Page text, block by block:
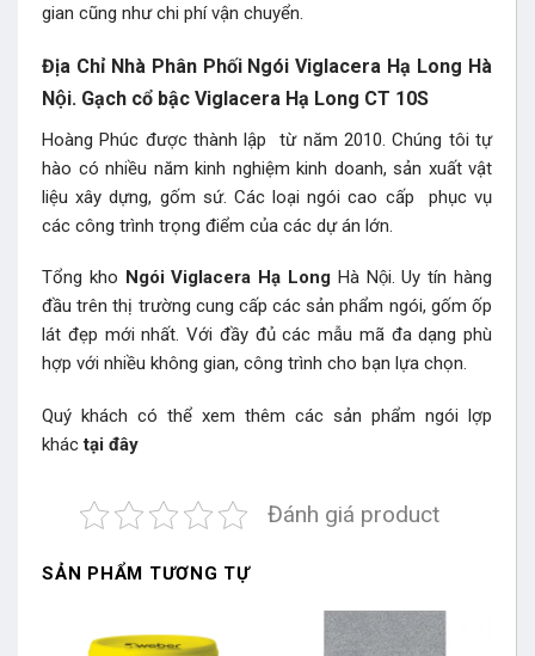
gian cũng như chi phí vận chuyển.
Địa Chỉ Nhà Phân Phối Ngói Viglacera Hạ Long Hà
Nội. Gạch cổ bậc Viglacera Hạ Long CT 10S
Hoàng Phúc được thành lập từ năm 2010. Chúng tôi tự
hào có nhiều năm kinh nghiệm kinh doanh, sản xuất vật
liệu xây dựng, gốm sứ. Các loại ngói cao cấp phục vụ
các công trình trọng điểm của các dự án lớn.
Tổng kho Ngói Viglacera Hạ Long Hà Nội. Uy tín hàng
đầu trên thị trường cung cấp các sản phẩm ngói, gốm ốp
lát đẹp mới nhất. Với đầy đủ các mẫu mã đa dạng phù
hợp với nhiều không gian, công trình cho bạn lựa chọn.
Quý khách có thể xem thêm các sản phẩm ngói lợp
khác tại đây
Đánh giá product
SẢN PHẨM TƯƠNG TỰ